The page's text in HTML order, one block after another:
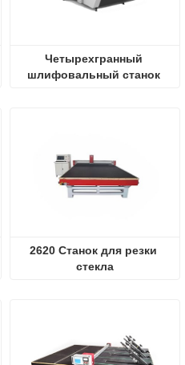
Четырехгранный
шлифовальный станок
2620 Станок для резки
стекла